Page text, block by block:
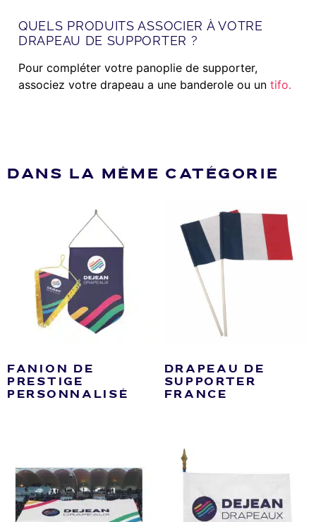
QUELS PRODUITS ASSOCIER À VOTRE
DRAPEAU DE SUPPORTER ?
Pour compléter votre panoplie de supporter,
associez votre drapeau a une banderole ou un tifo.
DANS LA MÊME CATÉGORIE
FANION DE
PRESTIGE
PERSONNALISÉ
DRAPEAU DE
SUPPORTER
FRANCE